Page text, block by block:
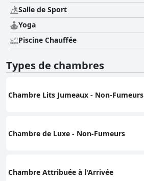
Salle de Sport
Yoga
Piscine Chauffée
Types de chambres
Chambre Lits Jumeaux - Non-Fumeurs
Chambre de Luxe - Non-Fumeurs
Chambre Attribuée à l'Arrivée